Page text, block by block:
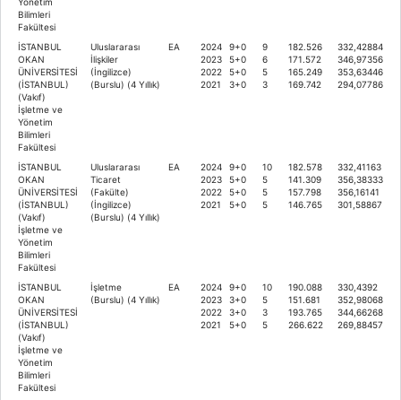
Bilimleri
Fakültesi
İSTANBUL
OKAN
ÜNİVERSİTESİ
(İSTANBUL)
(Vakıf)
İşletme ve
Yönetim
Bilimleri
Fakültesi
Uluslararası
İlişkiler
(İngilizce)
(Burslu) (4 Yıllık)
EA
2024
2023
2022
2021
9+0
5+0
5+0
3+0
9
6
5
3
182.526
171.572
165.249
169.742
332,42884
346,97356
353,63446
294,07786
İSTANBUL
OKAN
ÜNİVERSİTESİ
(İSTANBUL)
(Vakıf)
İşletme ve
Yönetim
Bilimleri
Fakültesi
Uluslararası
Ticaret
(Fakülte)
(İngilizce)
(Burslu) (4 Yıllık)
EA
2024
2023
2022
2021
9+0
5+0
5+0
5+0
10
5
5
5
182.578
141.309
157.798
146.765
332,41163
356,38333
356,16141
301,58867
İSTANBUL
OKAN
ÜNİVERSİTESİ
(İSTANBUL)
(Vakıf)
İşletme ve
Yönetim
Bilimleri
Fakültesi
İşletme
(Burslu) (4 Yıllık)
EA
2024
2023
2022
2021
9+0
3+0
3+0
5+0
10
5
3
5
190.088
151.681
193.765
266.622
330,4392
352,98068
344,66268
269,88457